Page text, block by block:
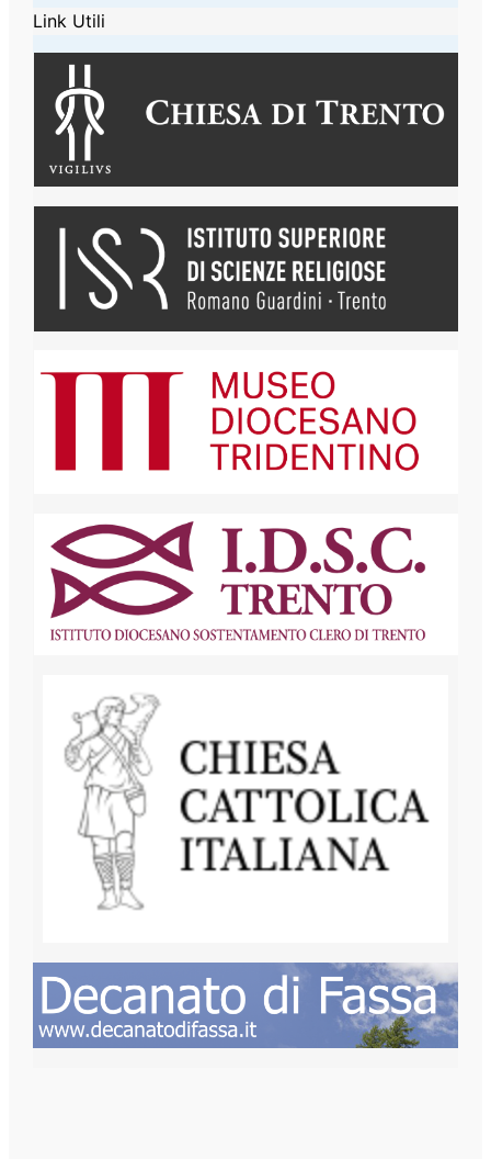
Link Utili